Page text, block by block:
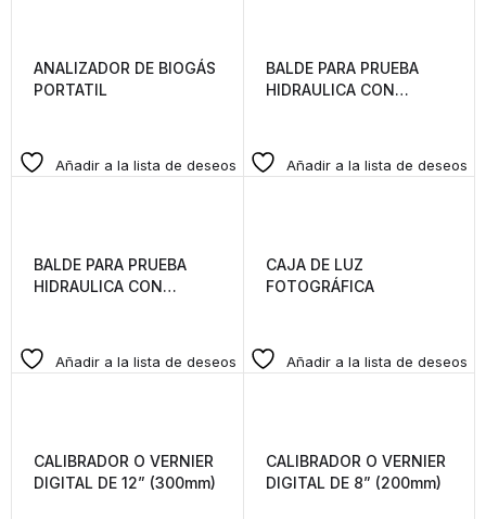
ANALIZADOR DE BIOGÁS
PORTATIL
Añadir a la lista de deseos
BALDE PARA PRUEBA
HIDRAULICA CON
(LIGERO)
Añadir a la lista de deseos
BALDE PARA PRUEBA
HIDRAULICA CON
(ROBUSTO)
Añadir a la lista de deseos
CAJA DE LUZ
FOTOGRÁFICA
Añadir a la lista de deseos
CALIBRADOR O VERNIER
DIGITAL DE 12” (300mm)
CALIBRADOR O VERNIER
DIGITAL DE 8” (200mm)